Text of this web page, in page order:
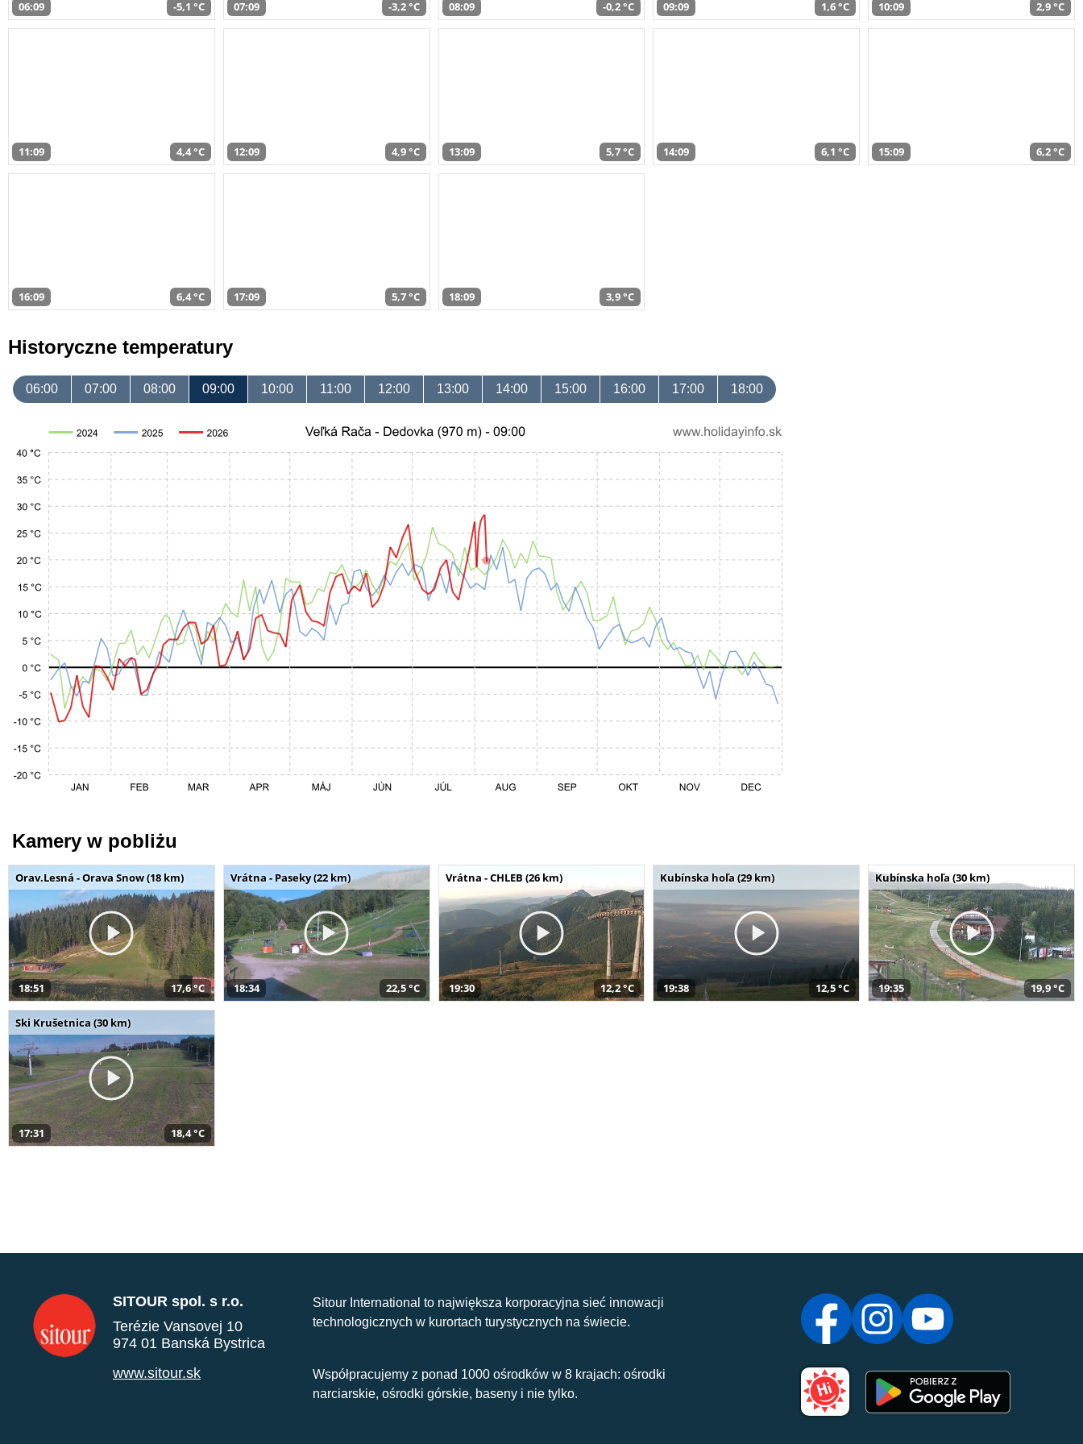
06:09 -5,1 °C 07:09 -3,2 °C 08:09 -0,2 °C 09:09 1,6 °C 10:09 2,9 °C
11:09 4,4 °C 12:09 4,9 °C 13:09 5,7 °C 14:09 6,1 °C 15:09 6,2 °C
16:09 6,4 °C 17:09 5,7 °C 18:09 3,9 °C
Historyczne temperatury
06:00 07:00 08:00 09:00 10:00 11:00 12:00 13:00 14:00 15:00 16:00 17:00 18:00
Kamery w pobliżu
Orav.Lesná - Orava Snow (18 km)
18:51 17,6 °C
Vrátna - Paseky (22 km)
18:34 22,5 °C
Vrátna - CHLEB (26 km)
19:30 12,2 °C
Kubínska hoľa (29 km)
19:38 12,5 °C
Kubínska hoľa (30 km)
19:35 19,9 °C
Ski Krušetnica (30 km)
17:31 18,4 °C
SITOUR spol. s r.o.
Terézie Vansovej 10
974 01 Banská Bystrica
www.sitour.sk
Sitour International to największa korporacyjna sieć innowacji
technologicznych w kurortach turystycznych na świecie.
Współpracujemy z ponad 1000 ośrodków w 8 krajach: ośrodki
narciarskie, ośrodki górskie, baseny i nie tylko.